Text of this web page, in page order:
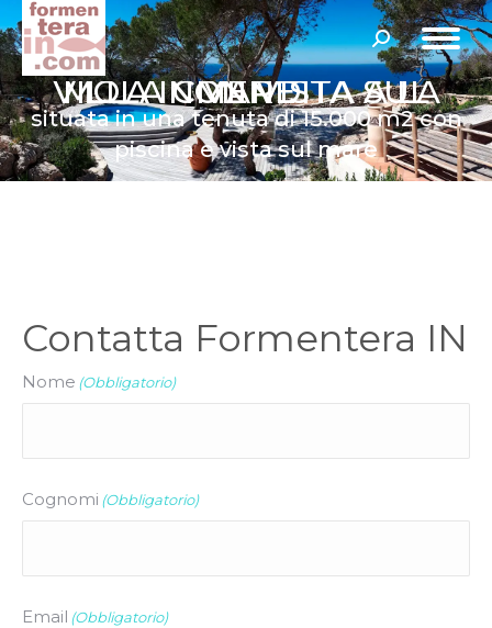
Cerca:
VILLA IN VENDITA A LA MOLA CON VISTA SUL MARE
situata in una tenuta di 15.000 m2 con
piscina e vista sul mare
Contatta Formentera IN
Nome (Obbligatorio)
Cognomi (Obbligatorio)
Email (Obbligatorio)